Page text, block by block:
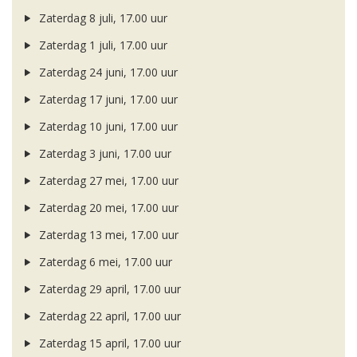
Zaterdag 8 juli, 17.00 uur
Zaterdag 1 juli, 17.00 uur
Zaterdag 24 juni, 17.00 uur
Zaterdag 17 juni, 17.00 uur
Zaterdag 10 juni, 17.00 uur
Zaterdag 3 juni, 17.00 uur
Zaterdag 27 mei, 17.00 uur
Zaterdag 20 mei, 17.00 uur
Zaterdag 13 mei, 17.00 uur
Zaterdag 6 mei, 17.00 uur
Zaterdag 29 april, 17.00 uur
Zaterdag 22 april, 17.00 uur
Zaterdag 15 april, 17.00 uur